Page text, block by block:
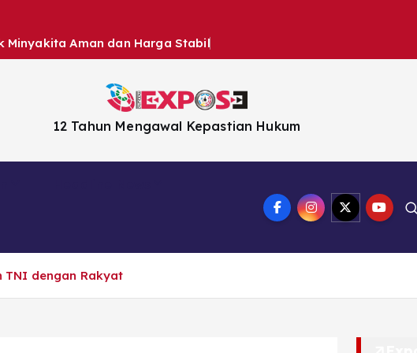
Minyakita Aman dan Harga Stabil
12 Tahun Mengawal Kepastian Hukum
TNI dengan Rakyat